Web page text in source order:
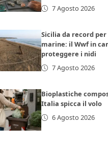
7 Agosto 2026
Sicilia da record
marine: il Wwf in
proteggere i nidi
7 Agosto 2026
Bioplastiche
Italia spicca il volo
6 Agosto 2026